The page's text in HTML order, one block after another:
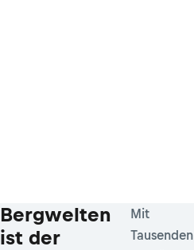
Bergwelten
ist der
Mit
Tausenden